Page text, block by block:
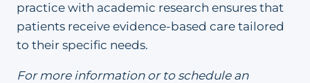
practice with academic research ensures that
patients receive evidence-based care tailored
to their specific needs.
For more information or to schedule an